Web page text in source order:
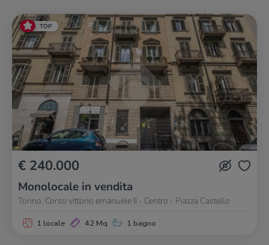
TOP
€ 240.000
Monolocale in vendita
Torino, Corso vittorio emanuele II - Centro - Piazza Castello
1 locale 42 Mq 1 bagno